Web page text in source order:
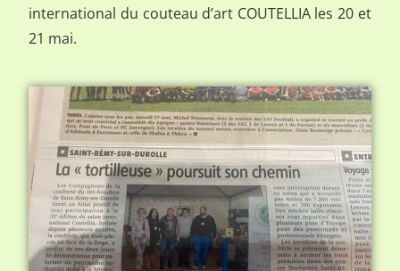
international du couteau d’art COUTELLIA les 20 et
21 mai.